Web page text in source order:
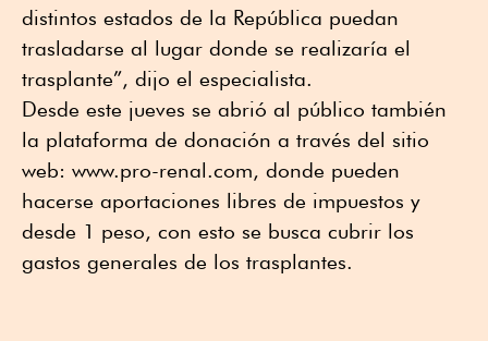
distintos estados de la República puedan
trasladarse al lugar donde se realizaría el
trasplante”, dijo el especialista.
Desde este jueves se abrió al público también
la plataforma de donación a través del sitio
web: www.pro-renal.com, donde pueden
hacerse aportaciones libres de impuestos y
desde 1 peso, con esto se busca cubrir los
gastos generales de los trasplantes.